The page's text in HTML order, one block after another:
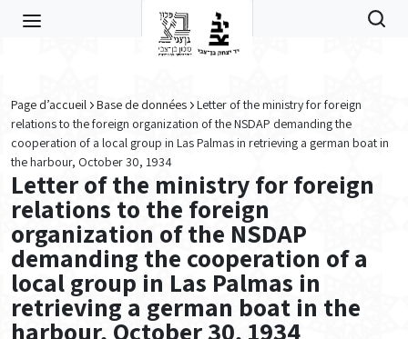
Page d’accueil Base de données
Letter of the ministry for foreign
relations to the foreign organization of the NSDAP demanding the
cooperation of a local group in Las Palmas in retrieving a german boat in
the harbour, October 30, 1934
Letter of the ministry for foreign
relations to the foreign
organization of the NSDAP
demanding the cooperation of a
local group in Las Palmas in
retrieving a german boat in the
harbour, October 30, 1934